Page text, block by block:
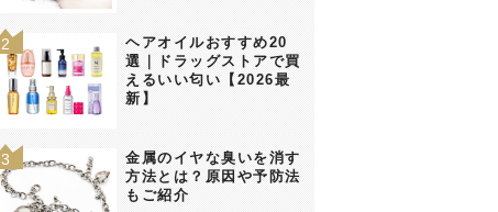
ヘアオイルおすすめ20
選｜ドラッグストアで買
えるいい匂い【2026最
新】
金属のイヤな臭いを消す
方法とは？原因や予防法
もご紹介